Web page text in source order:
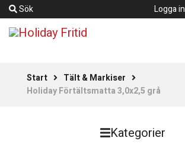
Sök Logga in
Start
Tält & Markiser
Holiday Förtältsmatta 3,0x2,5 grå
Kategorier